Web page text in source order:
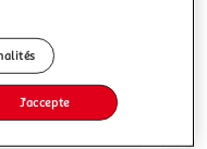
J'accepte